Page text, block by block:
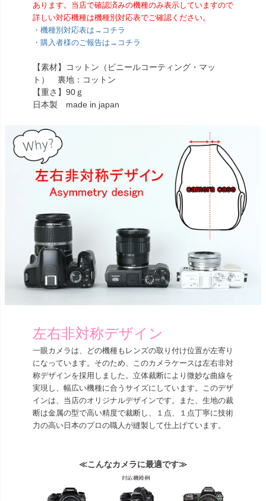
あります。当店で確認済みの機種のみ表示していますので
詳しい対応機種は機種別対応表でご確認ください。
・機種別対応表は→コチラ
・購入者様のご報告は→コチラ
【素材】コットン（ビニールコーティング・マッ
ト） 裏地：コットン
【重さ】90ｇ
日本製 made in japan
左右非対称デザイン
一眼カメラは、どの機種もレンズの取り付け位置が左寄り
になっています。そのため、このカメラケースは左右非対
称デザインを採用しました。立体裁断により微妙な曲線を
実現し、幅広い機種に合うサイズにしています。このデザ
インは、当店のオリジナルデザインです。また、生地の裁
断は金属の型で高い精度で裁断し、１点、１点丁寧に技術
力の高い日本のプロの職人が縫製して仕上げています。
≪こんなカメラに最適です≫